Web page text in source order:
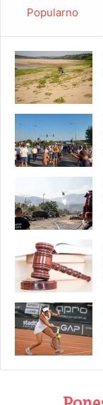
Popularno